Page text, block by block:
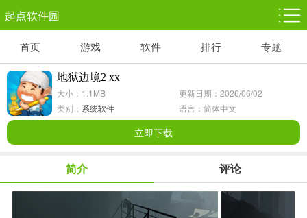
起点软件园
塔防游戏
1千+款游戏
休闲益智
1万+款游戏
体育竞技
5百+款游戏
角色扮演
3千+款游戏
3百+款游戏
动作射击
3百+款游戏
首页 游戏 软件 排行 专题
地狱边境2 xx
大小：1.1MB
更新日期：2026/06/02
类别： 系统软件 语言：简体中文
立即下载
简介 评论